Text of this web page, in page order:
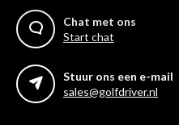
Chat met ons
Start chat
Stuur ons een e-mail
sales@golfdriver.nl